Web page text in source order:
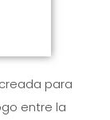
para
entre la